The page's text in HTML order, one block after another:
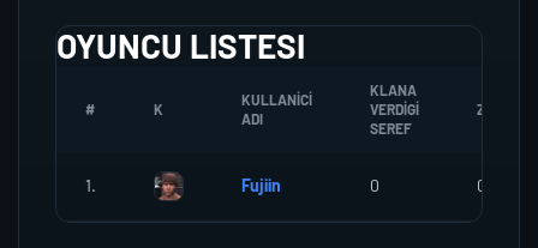
OYUNCU LISTESI
# K
KULLANICI
ADI
KLANA
VERDIGI
SEREF
ZOMBI
1. Fujiin 0 0